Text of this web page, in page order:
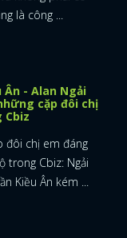
là công ...
Ân - Alan Ngải
cặp đôi chị
Cbiz
đôi chị em đáng
trong Cbiz: Ngải
Kiều Ân kém ...